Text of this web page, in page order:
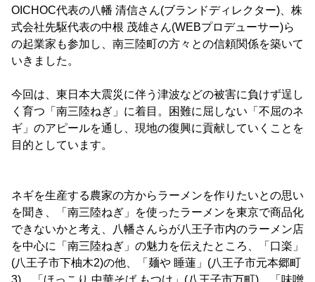
OICHOC代表の八幡 清信さん(ブランドディレクター)、株
式会社先駆代表の中根 茂雄さん(WEBプロデューサー)ら
の起業家も参加し、南三陸町の方々との信頼関係を築いて
いきました。
今回は、東日本大震災に伴う津波などの被害に負けず逞し
く育つ「南三陸ねぎ」に着目。困難に屈しない「不屈のネ
ギ」のアピールを通し、現地の復興に貢献していくことを
目的としています。
ネギを生産する農家の方からラーメンを作りたいとの思い
を聞き、「南三陸ねぎ」を使ったラーメンを東京で商品化
できないかと考え、八幡さんらが八王子市内のラーメン店
を中心に「南三陸ねぎ」の魅力を伝えたところ、「口楽」
(八王子市下柚木2)の他、「麺や 睡蓮」(八王子市元本郷町
3)、「ほっこり 中華そば もつけ」(八王子市万町)、「味噌